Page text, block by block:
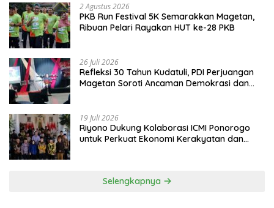
2 Agustus 2026
PKB Run Festival 5K Semarakkan Magetan,
Ribuan Pelari Rayakan HUT ke-28 PKB
26 Juli 2026
Refleksi 30 Tahun Kudatuli, PDI Perjuangan
Magetan Soroti Ancaman Demokrasi dan
19 Juli 2026
Riyono Dukung Kolaborasi ICMI Ponorogo
untuk Perkuat Ekonomi Kerakyatan dan
Selengkapnya